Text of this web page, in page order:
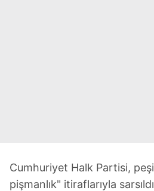
Cumhuriyet Halk Partisi,
pişmanlık" itiraflarıyla